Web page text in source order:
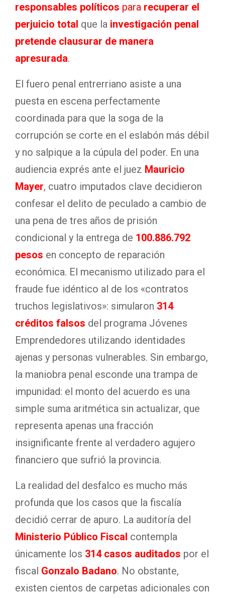
responsables políticos para recuperar el
perjuicio total que la investigación penal
pretende clausurar de manera
apresurada.
El fuero penal entrerriano asiste a una
puesta en escena perfectamente
coordinada para que la soga de la
corrupción se corte en el eslabón más débil
y no salpique a la cúpula del poder. En una
audiencia exprés ante el juez Mauricio
Mayer, cuatro imputados clave decidieron
confesar el delito de peculado a cambio de
una pena de tres años de prisión
condicional y la entrega de 100.886.792
pesos en concepto de reparación
económica. El mecanismo utilizado para el
fraude fue idéntico al de los «contratos
truchos legislativos»: simularon 314
créditos falsos del programa Jóvenes
Emprendedores utilizando identidades
ajenas y personas vulnerables. Sin embargo,
la maniobra penal esconde una trampa de
impunidad: el monto del acuerdo es una
simple suma aritmética sin actualizar, que
representa apenas una fracción
insignificante frente al verdadero agujero
financiero que sufrió la provincia.
La realidad del desfalco es mucho más
profunda que los casos que la fiscalía
decidió cerrar de apuro. La auditoría del
Ministerio Público Fiscal contempla
únicamente los 314 casos auditados por el
fiscal Gonzalo Badano. No obstante,
existen cientos de carpetas adicionales con